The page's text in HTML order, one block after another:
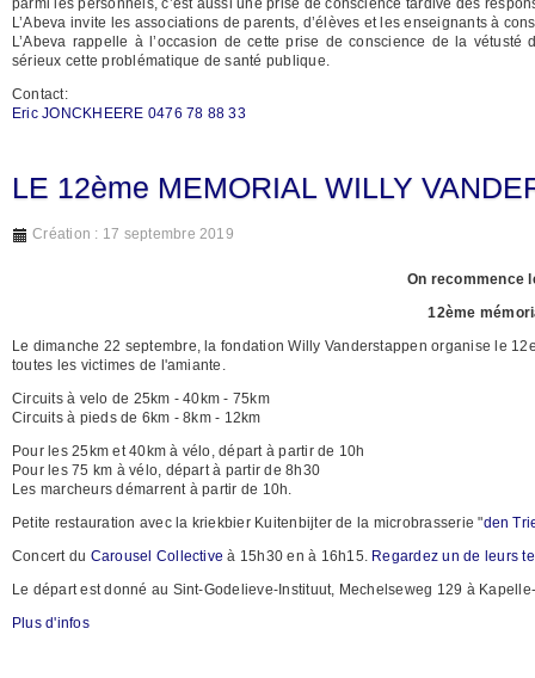
L’Abeva invite les associations de parents, d’élèves et les enseignants à
L’Abeva rappelle à l’occasion de cette prise de conscience de la
sérieux cette problématique de santé publique.
Contact:
Eric JONCKHEERE 0476 78 88 33
LE 12ème MEMORIAL WILLY
Création : 17 septembre 2019
On recommence
12ème
Le dimanche 22 septembre, la fondation Willy Vanderstappen organise le
toutes les victimes de l'amiante.
Circuits à velo de 25km - 40km - 75km
Circuits à pieds de 6km - 8km - 12km
Pour les 25km et 40km à vélo, départ à partir de 10h
Pour les 75 km à vélo, départ à partir de 8h30
Les marcheurs démarrent à partir de 10h.
Petite restauration avec la kriekbier Kuitenbijter de la microbrasserie "den
Concert du Carousel Collective à 15h30 en à 16h15. Regardez un de leurs
Le départ est donné au Sint-Godelieve-Instituut, Mechelseweg 129 à
Plus d'infos